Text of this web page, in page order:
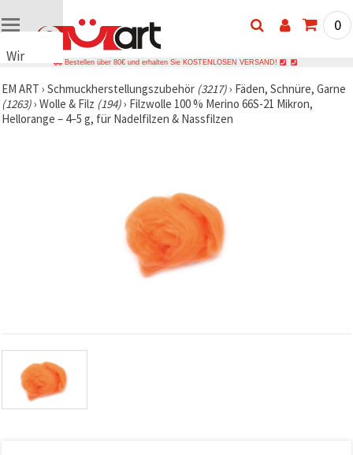
Wir
Cookies
🍪 Wir
verwenden
Datenverkehr
analysieren
sowie
relevantere
0
Bestellen über 80€ und erhalten Sie KOSTENLOSEN VERSAND!
EM ART › Schmuckherstellungszubehör (3217)› Fäden, Schnüre, Garne
(1263)› Wolle & Filz (194)› Filzwolle 100 % Merino 66S-21 Mikron,
Hellorange – 4–5 g, für Nadelfilzen & Nassfilzen